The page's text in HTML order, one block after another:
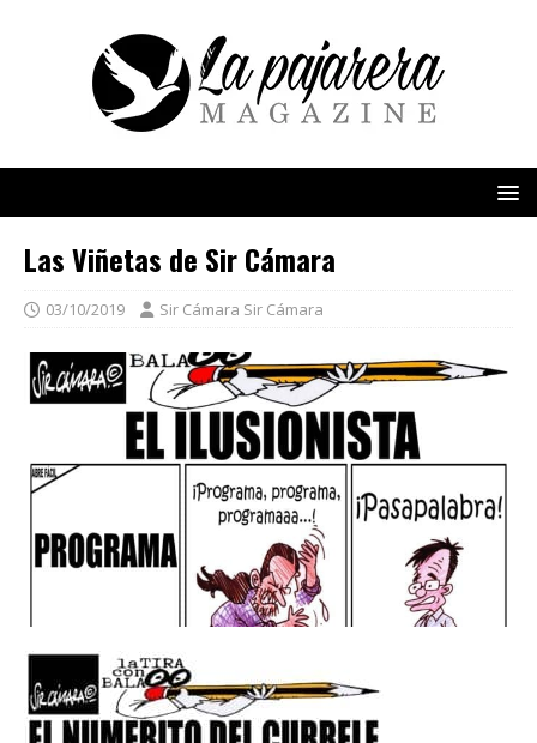
Las Viñetas de Sir Cámara
03/10/2019 Sir Cámara Sir Cámara